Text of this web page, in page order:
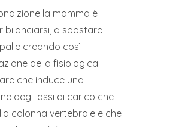
la mamma è
bilanciarsi, a spostare
creando così
della fisiologica
che induce una
degli assi di carico che
colonna vertebrale e che